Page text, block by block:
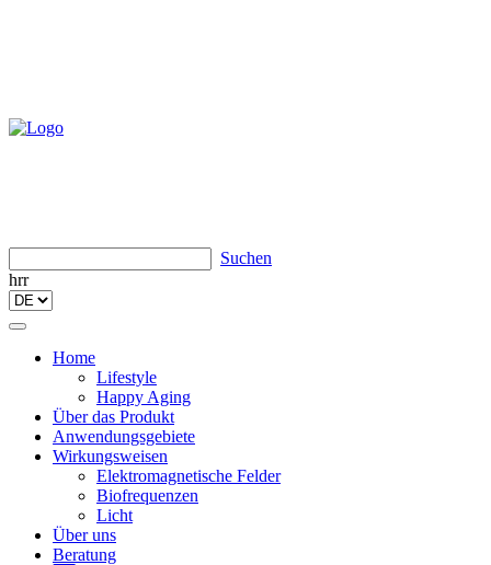
Suchen
hrr
Toggle
navigationHome
Lifestyle
Happy Aging
Über das Produkt
Anwendungsgebiete
Wirkungsweisen
Elektromagnetische Felder
Biofrequenzen
Licht
Über uns
Beratung